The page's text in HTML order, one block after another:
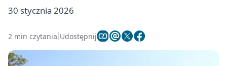
30 stycznia 2026
2 min czytania Udostępnij